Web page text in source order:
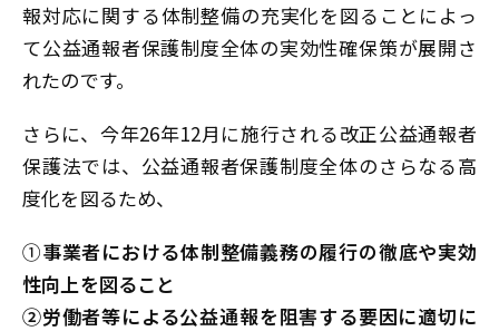
報対応に関する体制整備の充実化を図ることによっ
て公益通報者保護制度全体の実効性確保策が展開さ
れたのです。
さらに、今年26年12月に施行される改正公益通報者
保護法では、公益通報者保護制度全体のさらなる高
度化を図るため、
①事業者における体制整備義務の履行の徹底や実効
性向上を図ること
②労働者等による公益通報を阻害する要因に適切に